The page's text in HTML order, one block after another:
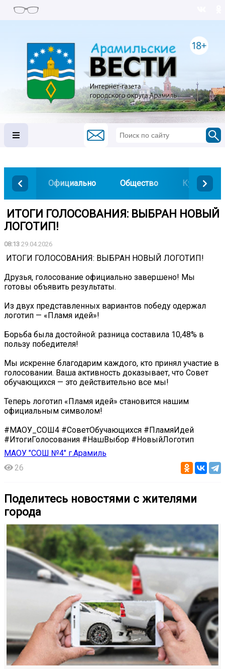
Официально Общество Культура
️ ИТОГИ ГОЛОСОВАНИЯ: ВЫБРАН НОВЫЙ
ЛОГОТИП!
08:13 29.04.2026
️ ИТОГИ ГОЛОСОВАНИЯ: ВЫБРАН НОВЫЙ ЛОГОТИП!
Друзья, голосование официально завершено! Мы
готовы объявить результаты.
Из двух представленных вариантов победу одержал
логотип — «Пламя идей»!
Борьба была достойной: разница составила 10,48% в
пользу победителя!
Мы искренне благодарим каждого, кто принял участие в
голосовании. Ваша активность доказывает, что Совет
обучающихся — это действительно все мы!
Теперь логотип «Пламя идей» становится нашим
официальным символом! ️
#МАОУ_СОШ4 #СоветОбучающихся #ПламяИдей
#ИтогиГолосования #НашВыбор #НовыйЛоготип
МАОУ "СОШ №4" г.Арамиль
26
Поделитесь новостями с жителями
города